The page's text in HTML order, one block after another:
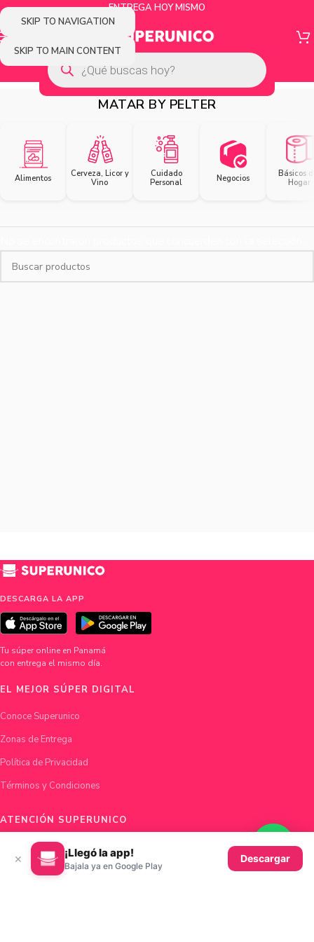
SKIP TO NAVIGATION
SKIP TO MAIN CONTENT
ENTREGA HOY MISMO
MATAR BY PELTER
Alimentos
Cerveza, Licor y
Vino
Cuidado
Personal
Negocios
Básicos
Hogar
DESCARGA LA APP
Tu súper online en Panamá
con entrega el mismo día.
EL MEJOR SÚPER DIGITAL
Conoce Superunico
Zonas de Entrega
Política de Privacidad
Términos y Condiciones
ATENCIÓN SUPERUNICO
Chatea con nosotros
× ¡Llegó la app!
Bajala ya en Google Play
Descargar